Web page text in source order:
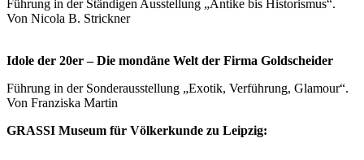
Führung in der Ständigen Ausstellung „Antike bis Historismus“.
Von Nicola B. Strickner
Idole der 20er – Die mondäne Welt der Firma Goldscheider
Führung in der Sonderausstellung „Exotik, Verführung, Glamour“.
Von Franziska Martin
GRASSI Museum für Völkerkunde zu Leipzig: